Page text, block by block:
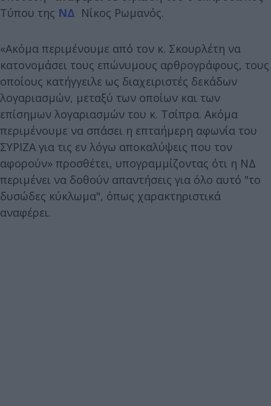
Τύπου της ΝΔ Νίκος Ρωμανός.
«Ακόμα περιμένουμε από τον κ. Σκουρλέτη να
κατονομάσει τους επώνυμους αρθρογράφους, τους
οποίους κατήγγειλε ως διαχειριστές δεκάδων
λογαριασμών, μεταξύ των οποίων και των
επίσημων λογαριασμών του κ. Τσίπρα. Ακόμα
περιμένουμε να σπάσει η επταήμερη αφωνία του
ΣΥΡΙΖΑ για τις εν λόγω αποκαλύψεις που τον
αφορούν» προσθέτει, υπογραμμίζοντας ότι η ΝΔ
περιμένει να δοθούν απαντήσεις για όλο αυτό "το
δυσώδες κύκλωμα", όπως χαρακτηριστικά
αναφέρει.